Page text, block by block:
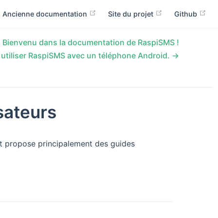
Ancienne documentation Site du projet Github
dans la documentation de RaspiSMS !
RaspiSMS avec un téléphone Android. →
principalement des guides